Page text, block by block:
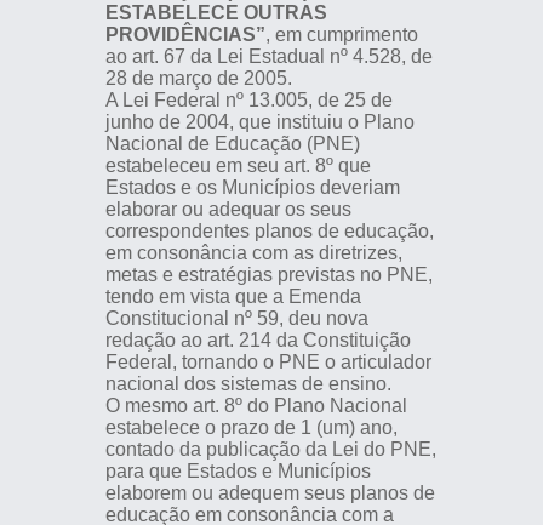
ESTABELECE OUTRAS
PROVIDÊNCIAS”, em cumprimento
ao art. 67 da Lei Estadual nº 4.528, de
28 de março de 2005.
A Lei Federal nº 13.005, de 25 de
junho de 2004, que instituiu o Plano
Nacional de Educação (PNE)
estabeleceu em seu art. 8º que
Estados e os Municípios deveriam
elaborar ou adequar os seus
correspondentes planos de educação,
em consonância com as diretrizes,
metas e estratégias previstas no PNE,
tendo em vista que a Emenda
Constitucional nº 59, deu nova
redação ao art. 214 da Constituição
Federal, tornando o PNE o articulador
nacional dos sistemas de ensino.
O mesmo art. 8º do Plano Nacional
estabelece o prazo de 1 (um) ano,
contado da publicação da Lei do PNE,
para que Estados e Municípios
elaborem ou adequem seus planos de
educação em consonância com a